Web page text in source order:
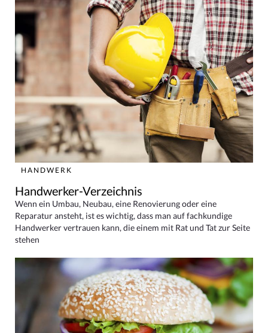
HANDWERK
Handwerker-Verzeichnis
Wenn ein Umbau, Neubau, eine Renovierung oder eine
Reparatur ansteht, ist es wichtig, dass man auf fachkundige
Handwerker vertrauen kann, die einem mit Rat und Tat zur Seite
stehen